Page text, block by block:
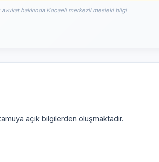
avukat hakkında Kocaeli merkezli mesleki bilgi
açık bilgilerden oluşmaktadır.